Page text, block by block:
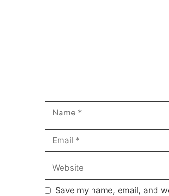
Name
Email
Website
Save my name, email, and